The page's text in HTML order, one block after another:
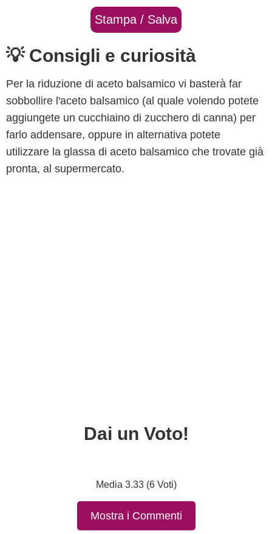
Stampa / Salva
💡 Consigli e curiosità
Per la riduzione di aceto balsamico vi basterà far
sobbollire l'aceto balsamico (al quale volendo potete
aggiungete un cucchiaino di zucchero di canna) per
farlo addensare, oppure in alternativa potete
utilizzare la glassa di aceto balsamico che trovate già
pronta, al supermercato.
Dai un Voto!
Media 3.33 (6 Voti)
Mostra i Commenti